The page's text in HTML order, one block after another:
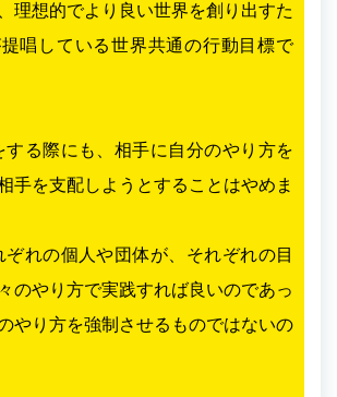
理想的でより良い世界を創り出すた
唱している世界共通の行動目標で
する際にも、相手に自分のやり方を
手を支配しようとすることはやめま
ぞれの個人や団体が、それぞれの目
のやり方で実践すれば良いのであっ
やり方を強制させるものではないの